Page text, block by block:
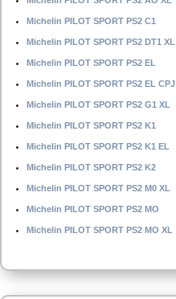
Michelin PILOT SPORT PS2 C1
Michelin PILOT SPORT PS2 DT1 XL
Michelin PILOT SPORT PS2 EL
Michelin PILOT SPORT PS2 EL CPJ
Michelin PILOT SPORT PS2 G1 XL
Michelin PILOT SPORT PS2 K1
Michelin PILOT SPORT PS2 K1 EL
Michelin PILOT SPORT PS2 K2
Michelin PILOT SPORT PS2 M0 XL
Michelin PILOT SPORT PS2 MO
Michelin PILOT SPORT PS2 MO XL